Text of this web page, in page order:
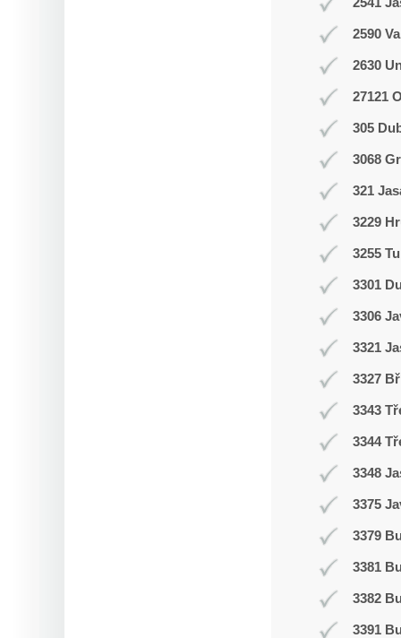
2590
2630
27121
305
3068
321
3229
3255
3301
3306
3321
3327
3343
3344
3348
3375
3379
3381
3382
3391